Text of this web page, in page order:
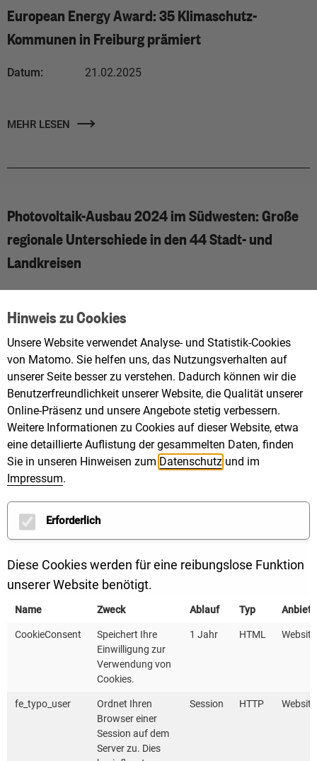
European Energy Award: 35 Klimaschutz-
Kommunen in Freiburg prämiert
Datum: 21.02.2025
MEHR LESEN
Photovoltaik-Ausbau 2024 im Südwesten: Große
regionale Unterschiede in den 44 Stadt- und
Landkreisen
MEHR LESEN
Den ungehobenen Schatz Abwärme für Gebäude
nutzen
Zahl der Woche: 33 von 40 großen deutschen
Städten mit kommunaler Wärmeplanung liegen in
Baden-Württemberg
13.01.2025
Hinweis zu Cookies
Unsere Website verwendet Analyse- und Statistik-Cookies
von Matomo. Sie helfen uns, das Nutzungsverhalten auf
unserer Seite besser zu verstehen. Dadurch können wir die
Benutzerfreundlichkeit unserer Website, die Qualität unserer
Online-Präsenz und unsere Angebote stetig verbessern.
Weitere Informationen zu Cookies auf dieser Website, etwa
eine detaillierte Auflistung der gesammelten Daten, finden
Sie in unseren Hinweisen zum Datenschutz und im
Impressum.
Erforderlich
Diese Cookies werden für eine reibungslose Funktion
unserer Website benötigt.
Name Zweck Ablauf Typ
CookieConsent
Speichert Ihre
Einwilligung zur
Verwendung von
Cookies.
1 Jahr HTML Website
fe_typo_user
Ordnet Ihren
Browser einer
Session auf dem
Server zu. Dies
Session HTTP Website